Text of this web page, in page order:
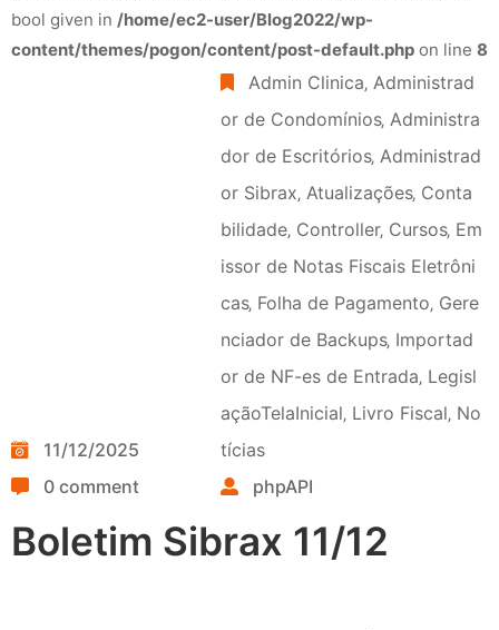
bool given in /home/ec2-user/Blog2022/wp-
content/themes/pogon/content/post-default.php on line 8
11/12/2025
Admin Clinica‚ Administrad
or de Condomínios‚ Administra
dor de Escritórios‚ Administrad
or Sibrax‚ Atualizações‚ Conta
bilidade‚ Controller‚ Cursos‚ Em
issor de Notas Fiscais Eletrôni
cas‚ Folha de Pagamento‚ Gere
nciador de Backups‚ Importad
or de NF-es de Entrada‚ Legisl
açãoTelaInicial‚ Livro Fiscal‚ No
tícias
0 comment
phpAPI
Boletim Sibrax 11/12